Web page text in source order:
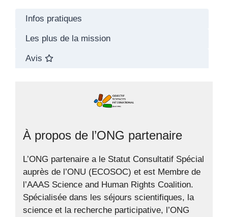
Infos pratiques
Les plus de la mission
Avis
À propos de l’ONG partenaire
L’ONG partenaire a le Statut Consultatif Spécial
auprès de l’ONU (ECOSOC) et est Membre de
l’AAAS Science and Human Rights Coalition.
Spécialisée dans les séjours scientifiques, la
science et la recherche participative, l’ONG